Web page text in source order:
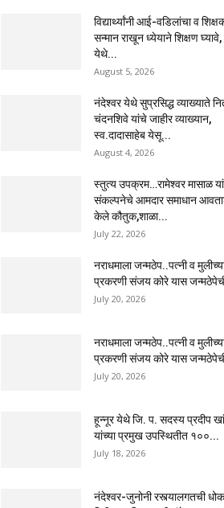
विद्यार्थ्यांनी आई-वडिलांचा व
सन्मान राखून ध्येयाने शिक्षण
येथे...
August 5, 2026
नंदेश्वर येथे सुप्रसिद्ध व्याख्याते
चंदनशिवे यांचे जाहीर व्याख्यान,
स्व.दादासाहेब येसू...
August 4, 2026
स्तुत्य उपक्रम…रामेश्वर मासाळ
संकल्पनेचे आमदार समाधान
केले कौतुक,शाळा...
July 22, 2026
नराधमाला जन्मठेप..पत्नी व
प्रकरणी संजय कोरे यास जन्मठेपेची
July 20, 2026
नराधमाला जन्मठेप..पत्नी व
प्रकरणी संजय कोरे यास जन्मठेपेची
July 20, 2026
हून्नूर येथे जि. प. सदस्य प्रदीप
यांच्या प्रमुख उपस्थितीत १००...
July 18, 2026
नंदेश्वर-जुनोनी रस्त्यालगतची